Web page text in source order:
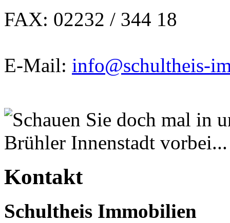
FAX: 02232 / 344 18
E-Mail: info@schultheis-
Kontakt
Schultheis Immobilien